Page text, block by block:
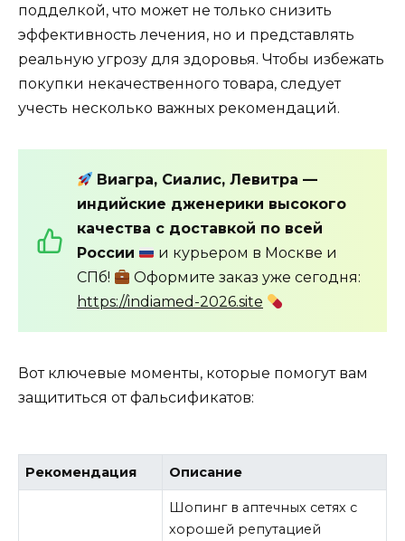
подделкой, что может не только снизить
эффективность лечения, но и представлять
реальную угрозу для здоровья. Чтобы избежать
покупки некачественного товара, следует
учесть несколько важных рекомендаций.
Виагра, Сиалис, Левитра —
индийские дженерики высокого
качества с доставкой по всей
России
и курьером в Москве и
СПб!
Оформите заказ уже сегодня:
https://indiamed-2026.site
Вот ключевые моменты, которые помогут вам
защититься от фальсификатов:
Рекомендация Описание
Шопинг в аптечных сетях с
хорошей репутацией